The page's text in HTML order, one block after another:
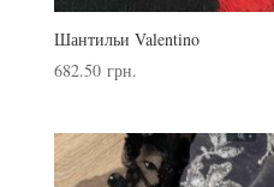
Шантильи Valentino
682.50 грн.